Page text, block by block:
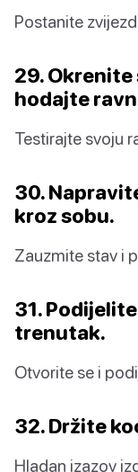
Postanite
29.
hodajte
Testirajte svoju
30.
kroz sobu.
Zauzmite stav i
31.
trenutak.
Otvorite se i
32. Držite
Hladan izazov